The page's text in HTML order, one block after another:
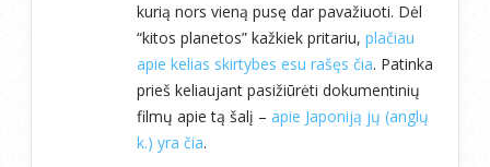
kurią nors vieną pusę dar pavažiuoti. Dėl
“kitos planetos” kažkiek pritariu, plačiau
apie kelias skirtybes esu rašęs čia. Patinka
prieš keliaujant pasižiūrėti dokumentinių
filmų apie tą šalį – apie Japoniją jų (anglų
k.) yra čia.